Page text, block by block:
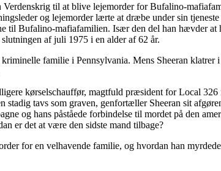
til at blive lejemorder for Bufalino-
og lejemorder lærte at dræbe under sin
til Bufalino-mafiafamilien. Især den del han hævder
af juli 1975 i en alder af 62 år.
familie i Pennsylvania. Mens Sheeran
kørselschauffør, magtfuld præsident for Local
tavs som graven, genfortæller Sheeran sit
og hans påståede forbindelse til mordet på den
er det at være den sidste mand tilbage?
for en velhavende familie, og hvordan han